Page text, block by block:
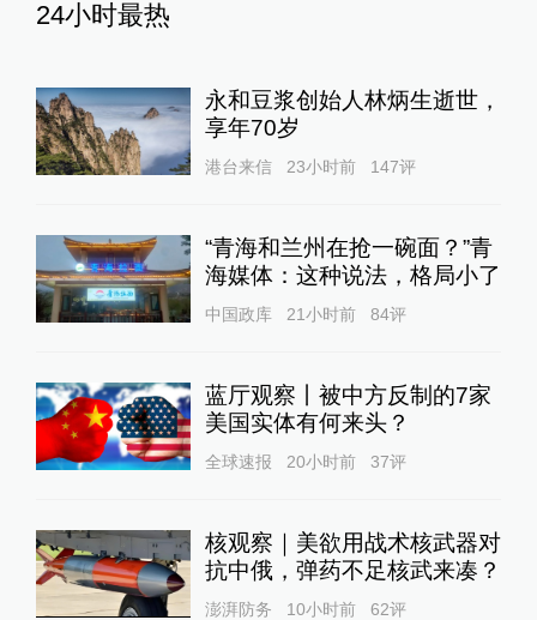
24小时最热
永和豆浆创始人林炳生逝世，
享年70岁
港台来信 23小时前 147评
“青海和兰州在抢一碗面？”青
海媒体：这种说法，格局小了
中国政库 21小时前 84评
蓝厅观察丨被中方反制的7家
美国实体有何来头？
全球速报 20小时前 37评
核观察｜美欲用战术核武器对
抗中俄，弹药不足核武来凑？
澎湃防务 10小时前 62评